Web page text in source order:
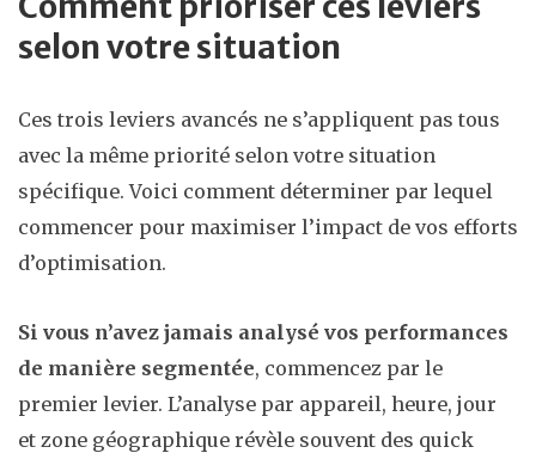
selon votre situation
Ces trois leviers avancés ne s’appliquent pas tous
avec la même priorité selon votre situation
spécifique. Voici comment déterminer par lequel
commencer pour maximiser l’impact de vos efforts
d’optimisation.
Si vous n’avez jamais analysé vos performances
de manière segmentée, commencez par le
premier levier. L’analyse par appareil, heure, jour
et zone géographique révèle souvent des quick